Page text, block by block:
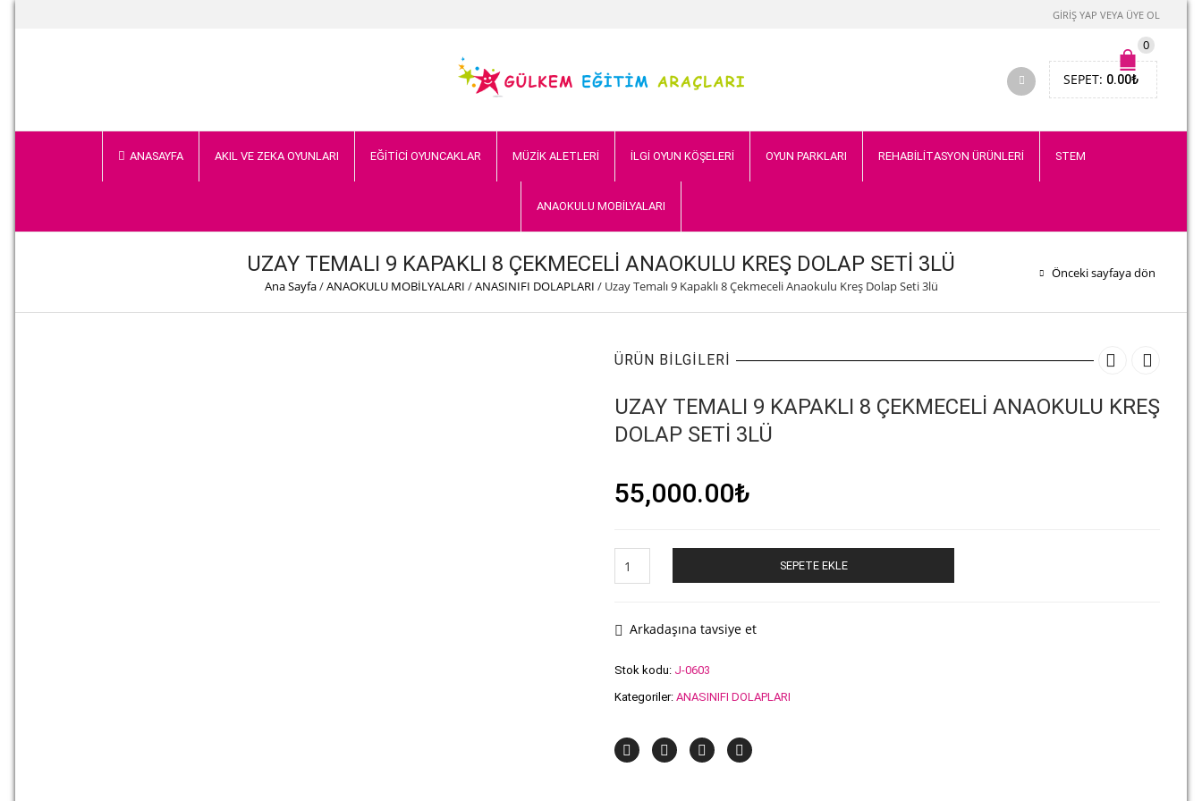
GIRIŞ YAP VEYA ÜYE OL
0
SEPET: 0.00₺
ANASAYFA AKIL VE ZEKA OYUNLARI EĞİTİCİ OYUNCAKLAR MÜZİK ALETLERİ İLGİ OYUN KÖŞELERİ OYUN PARKLARI REHABİLİTASYON ÜRÜNLERİ STEM
ANAOKULU MOBİLYALARI
UZAY TEMALI 9 KAPAKLI 8 ÇEKMECELI ANAOKULU KREŞ DOLAP SETI 3LÜ
Ana Sayfa/ANAOKULU MOBİLYALARI /ANASINIFI DOLAPLARI / Uzay Temalı 9 Kapaklı 8 Çekmeceli Anaokulu Kreş Dolap Seti 3lü
Önceki sayfaya dön
ÜRÜN BILGILERI
UZAY TEMALI 9 KAPAKLI 8 ÇEKMECELI ANAOKULU KREŞ
DOLAP SETI 3LÜ
55,000.00₺
Temalı
8
Anaokulu
Dolap
3lü
adet
SEPETE EKLE
Arkadaşına tavsiye et
Stok kodu: J-0603
Kategoriler: ANASINIFI DOLAPLARI